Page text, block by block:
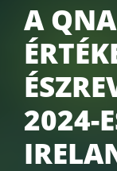
A
2024-